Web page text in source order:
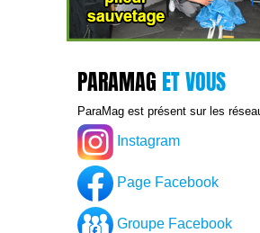
PARAMAG ET VOUS
ParaMag est présent sur les
Instagram
Page Facebook
Groupe Facebook